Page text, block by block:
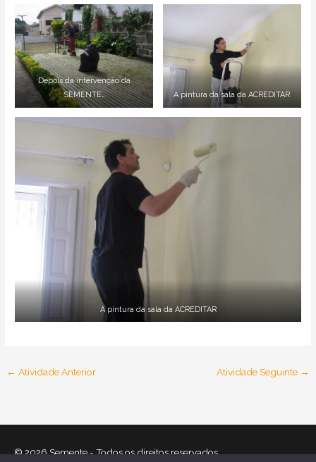
Depois da intervenção da
SEMENTE…
A pintura da sala da ACREDITAR
A pintura da sala da ACREDITAR
← Atividade Anterior Atividade Seguinte →
© 2026Semente- Todos os direitos reservados